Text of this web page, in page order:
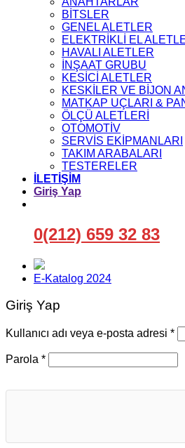
BİTSLER
GENEL ALETLER
ELEKTRİKLİ EL
HAVALI ALETLER
İNŞAAT GRUBU
KESİCİ ALETLER
KESKİLER VE BİJON
MATKAP UÇLARI &
ÖLÇÜ ALETLERİ
OTOMOTİV
SERVİS EKİPMANLARI
TAKIM ARABALARI
TESTERELER
İLETİŞİM
Giriş Yap
0(212) 659 32 83
E-Katalog 2024
Giriş Yap
Kullanıcı adı veya e-posta adresi *
Parola *Gerekli